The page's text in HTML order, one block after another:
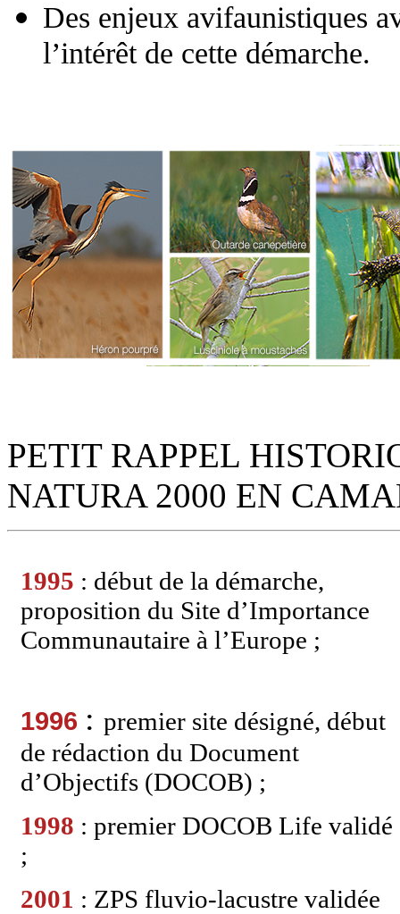
Des enjeux avifaunistiques
l’intérêt de cette démarche.
PETIT RAPPEL
NATURA 2000 EN
1995 : début de la démarche,
proposition du Site d’Importance
Communautaire à l’Europe ;
1996 : premier site désigné, début
de rédaction du Document
d’Objectifs (DOCOB) ;
1998 : premier DOCOB Life validé
;
2001 : ZPS fluvio-lacustre validée